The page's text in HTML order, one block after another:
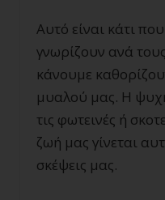
Αυτό είναι κάτι
γνωρίζουν ανά
κάνουμε
μυαλού μας. Η
τις φωτεινές ή
ζωή μας γίνεται
σκέψεις μας.